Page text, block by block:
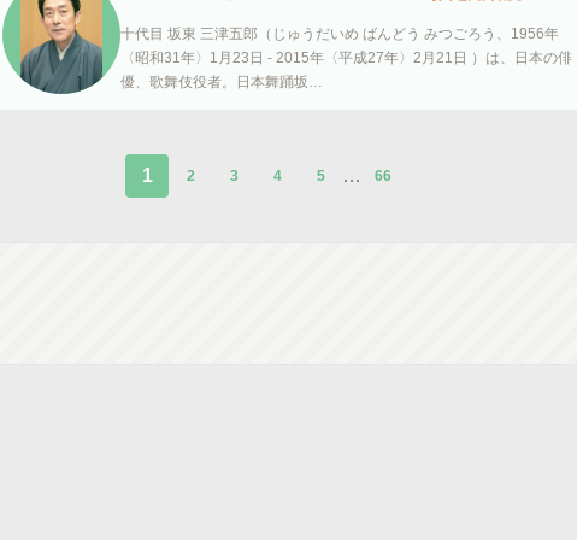
十代目 坂東 三津五郎（じゅうだいめ ばんどう みつごろう、1956年
〈昭和31年〉1月23日 - 2015年〈平成27年〉2月21日 ）は、日本の俳
優、歌舞伎役者。日本舞踊坂…
1 2 3 4 5 … 66